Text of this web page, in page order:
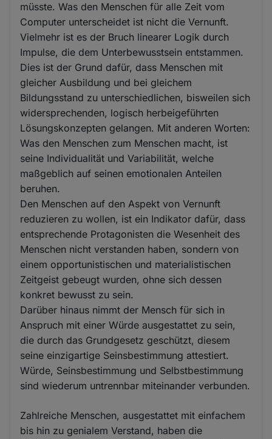
müsste. Was den Menschen für alle Zeit vom
Computer unterscheidet ist nicht die Vernunft.
Vielmehr ist es der Bruch linearer Logik durch
Impulse, die dem Unterbewusstsein entstammen.
Dies ist der Grund dafür, dass Menschen mit
gleicher Ausbildung und bei gleichem
Bildungsstand zu unterschiedlichen, bisweilen sich
widersprechenden, logisch herbeigeführten
Lösungskonzepten gelangen. Mit anderen Worten:
Was den Menschen zum Menschen macht, ist
seine Individualität und Variabilität, welche
maßgeblich auf seinen emotionalen Anteilen
beruhen.
Den Menschen auf den Aspekt von Vernunft
reduzieren zu wollen, ist ein Indikator dafür, dass
entsprechende Protagonisten die Wesenheit des
Menschen nicht verstanden haben, sondern von
einem opportunistischen und materialistischen
Zeitgeist gebeugt wurden, ohne sich dessen
konkret bewusst zu sein.
Darüber hinaus nimmt der Mensch für sich in
Anspruch mit einer Würde ausgestattet zu sein,
die durch das Grundgesetz geschützt, diesem
seine einzigartige Seinsbestimmung attestiert.
Würde, Seinsbestimmung und Selbstbestimmung
sind wiederum untrennbar miteinander verbunden.
Zahlreiche Menschen, ausgestattet mit einfachem
bis hin zu genialem Verstand, haben die